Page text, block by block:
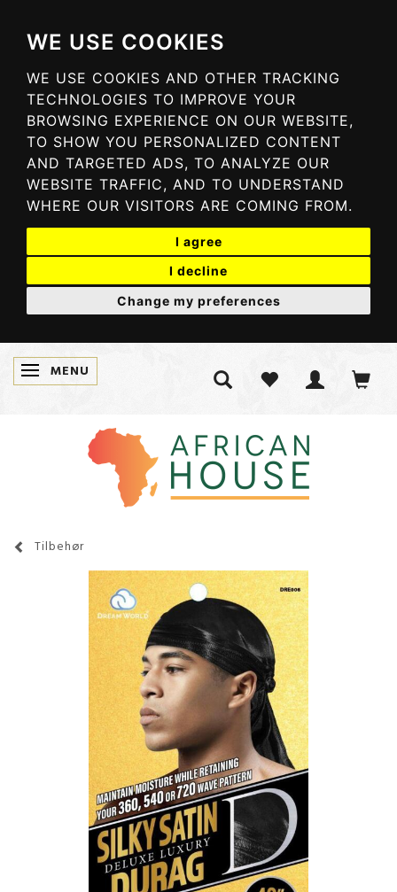
WE USE COOKIES
WE USE COOKIES AND OTHER TRACKING
TECHNOLOGIES TO IMPROVE YOUR
BROWSING EXPERIENCE ON OUR WEBSITE,
TO SHOW YOU PERSONALIZED CONTENT
AND TARGETED ADS, TO ANALYZE OUR
WEBSITE TRAFFIC, AND TO UNDERSTAND
WHERE OUR VISITORS ARE COMING FROM.
I agree
I decline
Change my preferences
SKIFTE NAVIGATION
MENU
Tilbehør